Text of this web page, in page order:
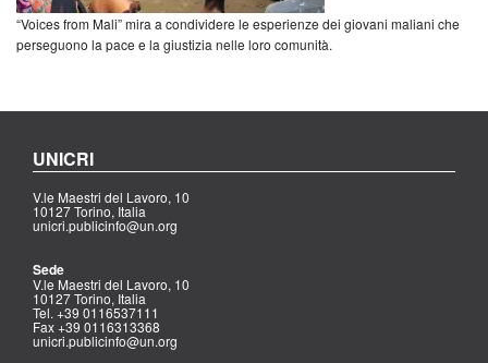
“Voices from Mali” mira a condividere le esperienze dei giovani maliani che
perseguono la pace e la giustizia nelle loro comunità.
UNICRI
V.le Maestri del Lavoro, 10
10127 Torino, Italia
unicri.publicinfo@un.org
Sede
V.le Maestri del Lavoro, 10
10127 Torino, Italia
Tel. +39 0116537111
Fax +39 0116313368
unicri.publicinfo@un.org